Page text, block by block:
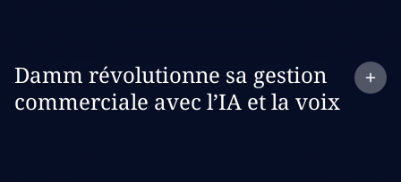
Expandcase study:
Damm révolutionne sa gestion
commerciale avec l’IA et la voix